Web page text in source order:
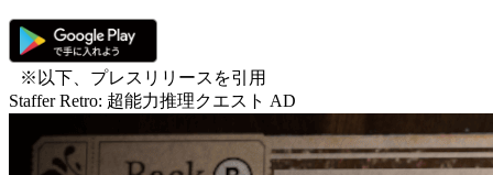
※以下、プレスリリースを引用
Staffer Retro: 超能力推理クエスト AD